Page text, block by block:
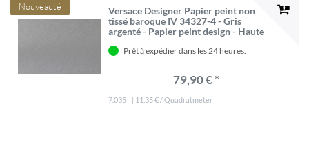
Nouveauté
Versace Designer Papier peint non
tissé baroque IV 34327-4 - Gris
argenté - Papier peint design - Haute
Prêt à expédier dans les 24 heures.
79,90 € *
7.035 | 11,35 € / Quadratmeter